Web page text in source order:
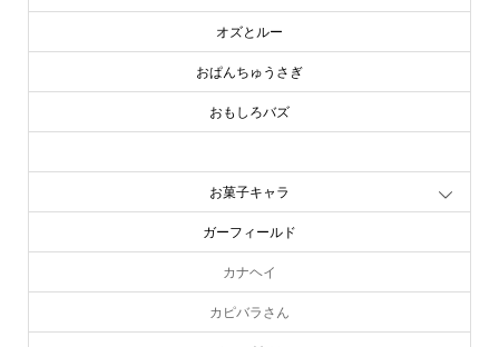
オズとルー
おぱんちゅうさぎ
おもしろバズ
お菓子キャラ
ガーフィールド
カナヘイ
カピバラさん